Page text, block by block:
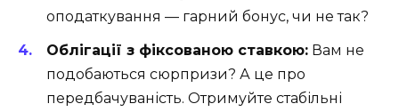
оподаткування — гарний бонус, чи не так?
Облігації з фіксованою ставкою: Вам не
подобаються сюрпризи? А це про
передбачуваність. Отримуйте стабільні